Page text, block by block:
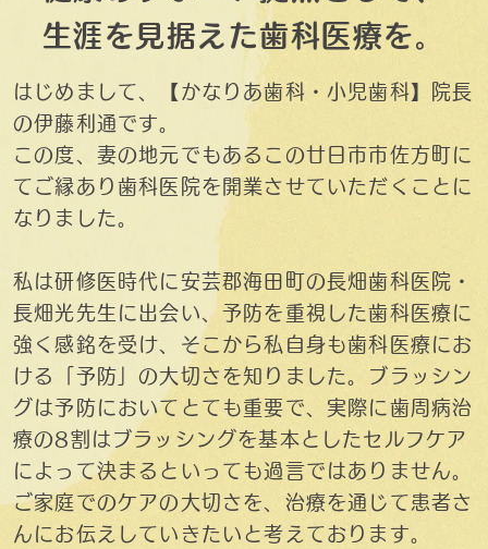
生涯を見据えた歯科医療を。
はじめまして、【かなりあ歯科・小児歯科】院長
の伊藤利通です。
この度、妻の地元でもあるこの廿日市市佐方町に
てご縁あり歯科医院を開業させていただくことに
なりました。
私は研修医時代に安芸郡海田町の長畑歯科医院・
長畑光先生に出会い、予防を重視した歯科医療に
強く感銘を受け、そこから私自身も歯科医療にお
ける「予防」の大切さを知りました。ブラッシン
グは予防においてとても重要で、実際に歯周病治
療の8割はブラッシングを基本としたセルフケア
によって決まるといっても過言ではありません。
ご家庭でのケアの大切さを、治療を通じて患者さ
んにお伝えしていきたいと考えております。